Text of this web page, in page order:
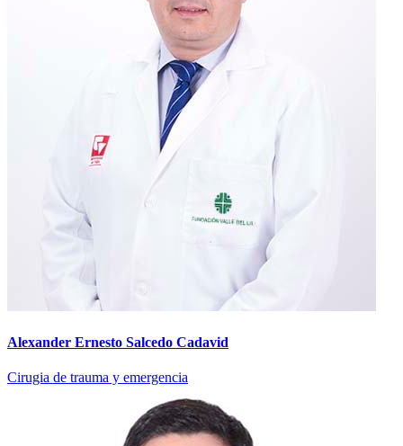
Alexander Ernesto Salcedo Cadavid
Cirugia de trauma y emergencia